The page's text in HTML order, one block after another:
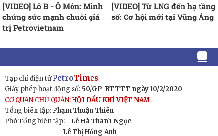
[VIDEO] Lô B - Ô Môn: Minh
chứng sức mạnh chuỗi giá
trị Petrovietnam
[VIDEO] Từ LNG đến hạ tầng
số: Cơ hội mới tại Vũng Áng
Tạp chí điện tửPetroTimes
Giấy phép hoạt động số: 50/GP-BTTTT ngày 10/2/2020
CƠ QUAN CHỦ QUẢN:HỘI DẦU KHÍ VIỆT NAM
Tổng biên tập: Phạm Thuận Thiên
Phó Tổng biên tập: - Lê Hà Thanh Ngọc
- Lê Thị Hồng Anh